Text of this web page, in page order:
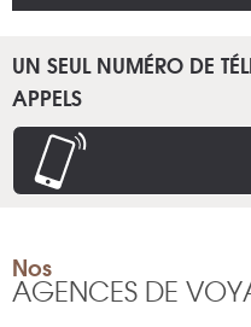
UN SEUL NUMÉRO DE
APPELS
Nos
AGENCES DE